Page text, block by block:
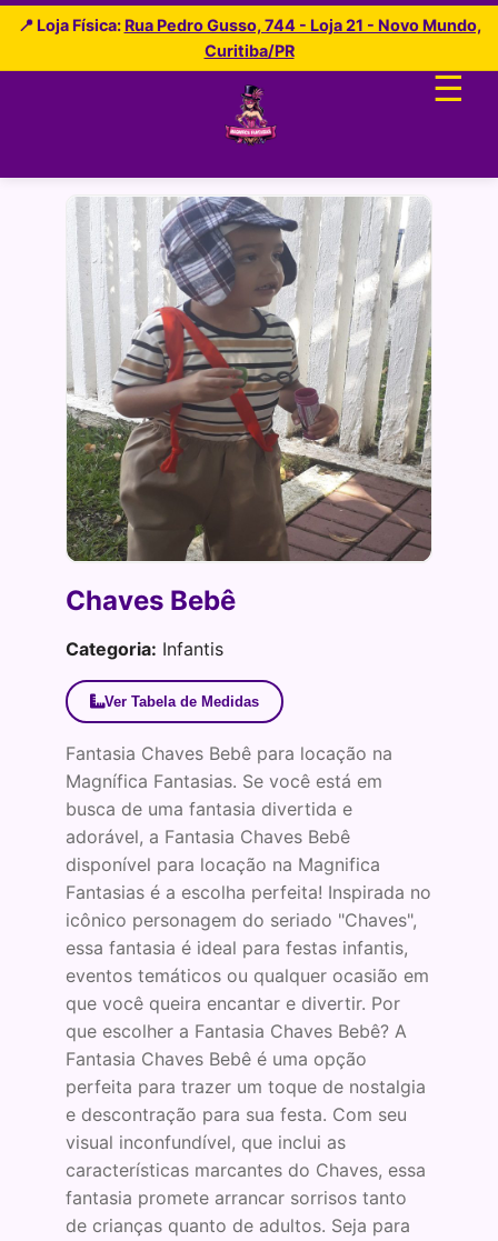
📍 Loja Física: Rua Pedro Gusso, 744 - Loja 21 - Novo Mundo,
Curitiba/PR
☰
Chaves Bebê
Categoria: Infantis
Ver Tabela de Medidas
Fantasia Chaves Bebê para locação na
Magnífica Fantasias. Se você está em
busca de uma fantasia divertida e
adorável, a Fantasia Chaves Bebê
disponível para locação na Magnifica
Fantasias é a escolha perfeita! Inspirada no
icônico personagem do seriado "Chaves",
essa fantasia é ideal para festas infantis,
eventos temáticos ou qualquer ocasião em
que você queira encantar e divertir. Por
que escolher a Fantasia Chaves Bebê? A
Fantasia Chaves Bebê é uma opção
perfeita para trazer um toque de nostalgia
e descontração para sua festa. Com seu
visual inconfundível, que inclui as
características marcantes do Chaves, essa
fantasia promete arrancar sorrisos tanto
de crianças quanto de adultos. Seja para